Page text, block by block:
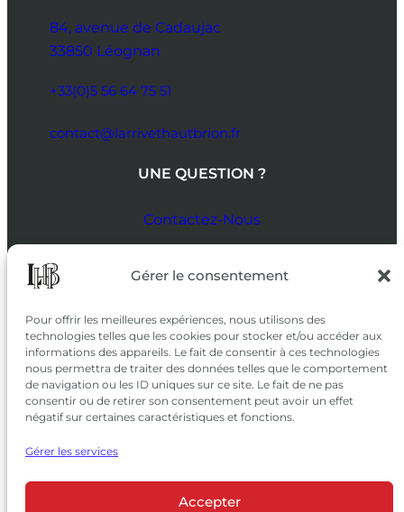
Gérer le consentement
Pour offrir les meilleures expériences, nous utilisons des
technologies telles que les cookies pour stocker et/ou accéder aux
informations des appareils. Le fait de consentir à ces technologies
nous permettra de traiter des données telles que le comportement
de navigation ou les ID uniques sur ce site. Le fait de ne pas
consentir ou de retirer son consentement peut avoir un effet
négatif sur certaines caractéristiques et fonctions.
Gérer les services
Accepter
84, avenue de Cadaujac
33850 Léognan
+33(0)5 56 64 75 51
contact@larrivethautbrion.fr
UNE QUESTION ?
Contactez-Nous
SUIVEZ-NOUS
SUR LES RÉSEAUX
© 2026 Château Larrivet Haut-Brion |